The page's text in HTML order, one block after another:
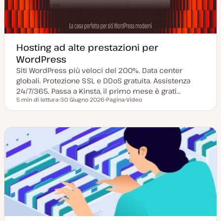
Hosting ad alte prestazioni per
WordPress
Siti WordPress più veloci del 200%. Data center
globali. Protezione SSL e DDoS gratuita. Assistenza
24/7/365. Passa a Kinsta, il primo mese è grati…
Tempo di lettura
5 min di lettura
a
a
a
g
i
o
r
n
a
t
a
30 Giugno 2026
o
t
t
y
p
e
Pagina
i
o
d
i
c
o
n
e
n
u
o
Video